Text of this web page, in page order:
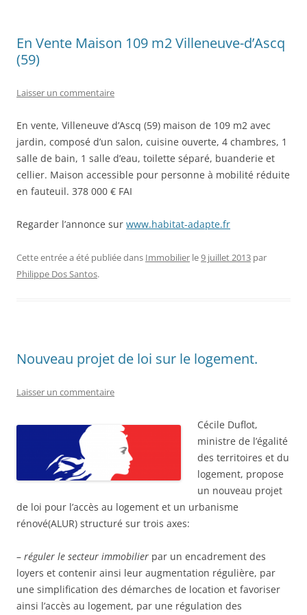
En Vente Maison 109 m2 Villeneuve-d’Ascq
(59)
Laisser un commentaire
En vente, Villeneuve d’Ascq (59) maison de 109 m2 avec
jardin, composé d’un salon, cuisine ouverte, 4 chambres, 1
salle de bain, 1 salle d’eau, toilette séparé, buanderie et
cellier. Maison accessible pour personne à mobilité réduite
en fauteuil. 378 000 € FAI
Regarder l’annonce sur www.habitat-adapte.fr
Cette entrée a été publiée dans Immobilier le9 juillet 2013 par
Philippe Dos Santos.
Nouveau projet de loi sur le logement.
Laisser un commentaire
Cécile Duflot,
ministre de l’égalité
des territoires et du
logement, propose
un nouveau projet
de loi pour l’accès au logement et un urbanisme
rénové(ALUR) structuré sur trois axes:
– réguler le secteur immobilier par un encadrement des
loyers et contenir ainsi leur augmentation régulière, par
une simplification des démarches de location et favoriser
ainsi l’accès au logement, par une régulation des